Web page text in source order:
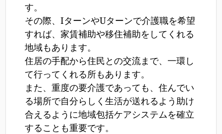
す。
その際、IターンやUターンで介護職を希望
すれば、家賃補助や移住補助をしてくれる
地域もあります。
住居の手配から住民との交流まで、一環し
て行ってくれる所もあります。
また、重度の要介護であっても、住んでい
る場所で自分らしく生活が送れるよう助け
合えるように地域包括ケアシステムを確立
することも重要です。